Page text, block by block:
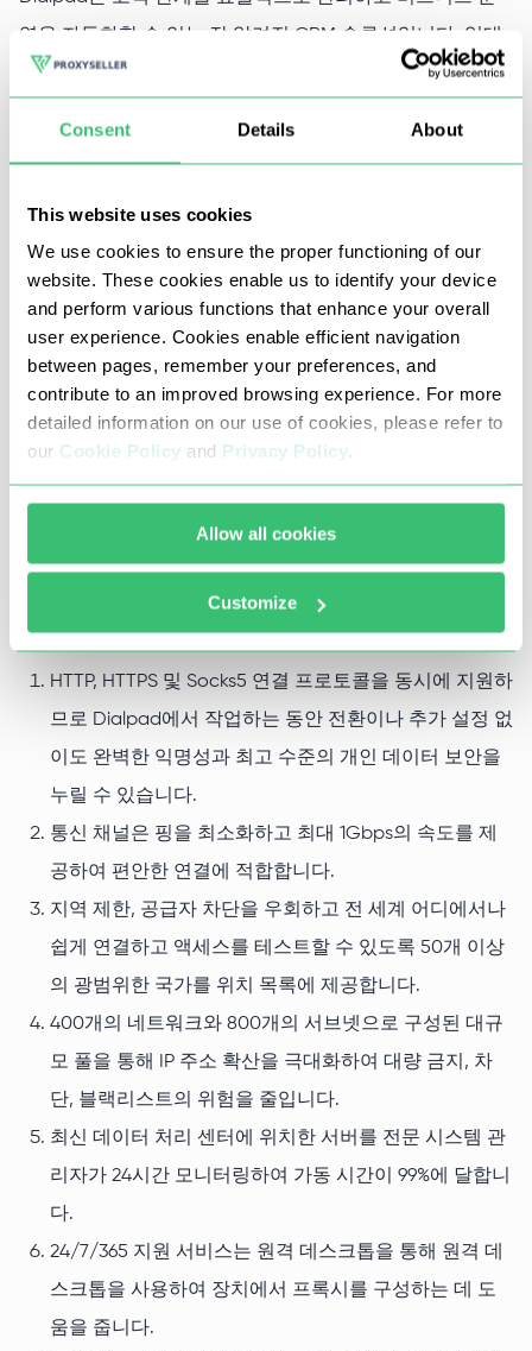
Consent Details About
This website uses cookies
We use cookies to ensure the proper functioning of our
website. These cookies enable us to identify your device
and perform various functions that enhance your overall
user experience. Cookies enable efficient navigation
between pages, remember your preferences, and
contribute to an improved browsing experience. For more
detailed information on our use of cookies, please refer to
our Cookie Policy and Privacy Policy.
Allow all cookies
Customize
영을 자동화할 수 있는 잘 알려진 CRM 솔루션입니다. 일대
일 및 그룹 통화와 문자 메시지 형태의 다양한 기능을 제공
다이얼패드에 프록시를 사용해야 하는
이유
Dialpad용 개별 프록시를 사용하여 작업 네트워크를 설정
및 구성하고, 안정적인 고속 연결을 보장하고, 성능 및 유틸
리티 수준을 모니터링하고, 전 세계 다양한 위치에서 액세스
를 테스트할 수 있습니다.
Proxy-Seller의 프록시 혜택
적 특성과 서비스 품질을 반드시 고려해야 합니다.
HTTP, HTTPS 및 Socks5 연결 프로토콜을 동시에 지원하
므로 Dialpad에서 작업하는 동안 전환이나 추가 설정 없
이도 완벽한 익명성과 최고 수준의 개인 데이터 보안을
누릴 수 있습니다.
통신 채널은 핑을 최소화하고 최대 1Gbps의 속도를 제
공하여 편안한 연결에 적합합니다.
지역 제한, 공급자 차단을 우회하고 전 세계 어디에서나
쉽게 연결하고 액세스를 테스트할 수 있도록 50개 이상
의 광범위한 국가를 위치 목록에 제공합니다.
400개의 네트워크와 800개의 서브넷으로 구성된 대규
모 풀을 통해 IP 주소 확산을 극대화하여 대량 금지, 차
단, 블랙리스트의 위험을 줄입니다.
최신 데이터 처리 센터에 위치한 서버를 전문 시스템 관
리자가 24시간 모니터링하여 가동 시간이 99%에 달합니
다.
24/7/365 지원 서비스는 원격 데스크톱을 통해 원격 데
스크톱을 사용하여 장치에서 프록시를 구성하는 데 도
움을 줍니다.